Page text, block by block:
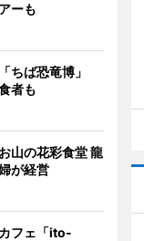
ーも
ちば恐竜博」
者も
山の花彩食堂 龍
が経営
フェ「ito-